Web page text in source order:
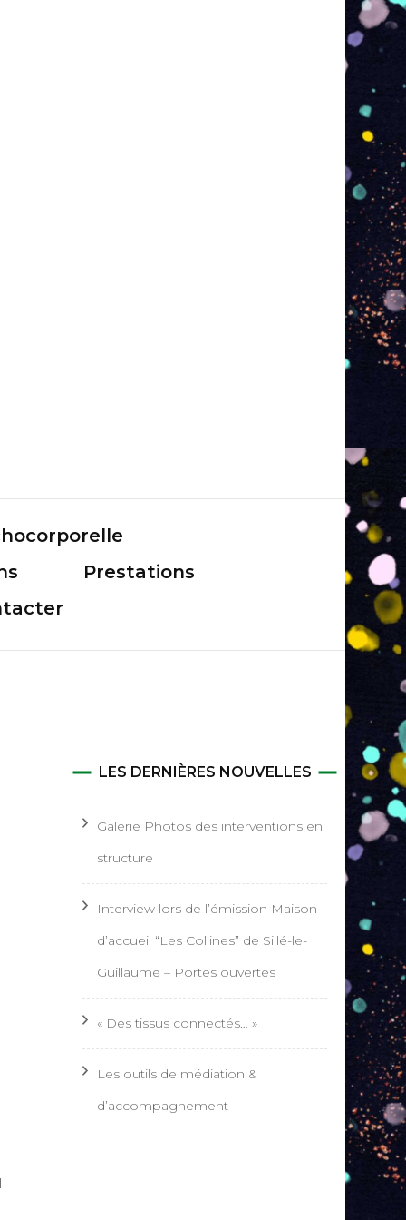
Prestations
LES DERNIÈRES NOUVELLES
Galerie Photos des interventions en
structure
Interview lors de l’émission Maison
d’accueil “Les Collines” de Sillé-le-
Guillaume – Portes ouvertes
« Des tissus connectés… »
Les outils de médiation &
d’accompagnement